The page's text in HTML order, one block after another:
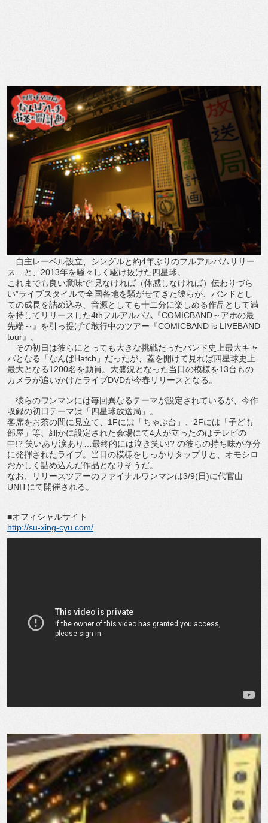
自主レーベル設立、シングルと約4年ぶりのフルアルバムリリー
ス…と、2013年を騒々しく駆け抜けた四星球。
これまでも良い意味で“見なければ（体感しなければ）伝わりづら
い”ライブスタイルで全国各地を騒がせてきた彼らが、バンドとし
ての成長を詰め込み、音源としても十二分に楽しめる作品として満
を持してリリースした4thフルアルバム『COMICBAND～アホの最
先端～』を引っ提げて敢行中のツアー『COMICBAND is LIVEBAND
tour』。
その初日は彼らにとっても大きな挑戦だったバンド史上最大キャ
パとなる「なんばHatch」だったが、蓋を開けて見れば四星球史上
最大となる1200名を動員。大盛況となった当日の模様を13台もの
カメラが追いかけたライブDVDが今春リリースとなる。
彼らのワンマンには毎回異なるテーマが設定されているが、今作
収録の初日テーマは「四星球放送局」。
客席をお茶の間に見立て、1Fには「ちゃぶ台」、2Fには「子ども
部屋」等、細かに設定された会場にて4人が立ったのはテレビの
中!? 笑いあり涙あり…最終的には泣き笑い!? の彼らの持ち味が存分
に発揮されたライブ。当日の模様をしっかりタップリと、オモシロ
おかしく詰め込んだ作品となりそうだ。
なお、リリースツアーのファイナルワンマンは3/9(日)に代官山
UNITにて開催される。
■オフィシャルサイト
http://su-xing-cyu.com/